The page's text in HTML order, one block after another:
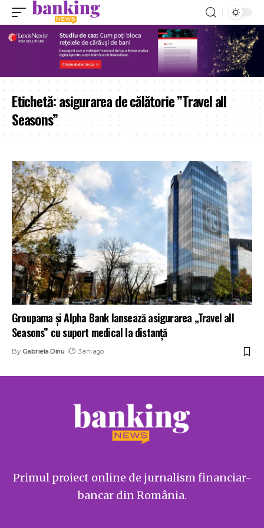
Etichetă:asigurarea de călătorie ”Travel all
Seasons”
Groupama și Alpha Bank lansează asigurarea „Travel all
Seasons” cu suport medical la distanță
By Gabriela Dinu 3 ani ago
Primul proiect online de jurnalism financiar-
bancar din România.